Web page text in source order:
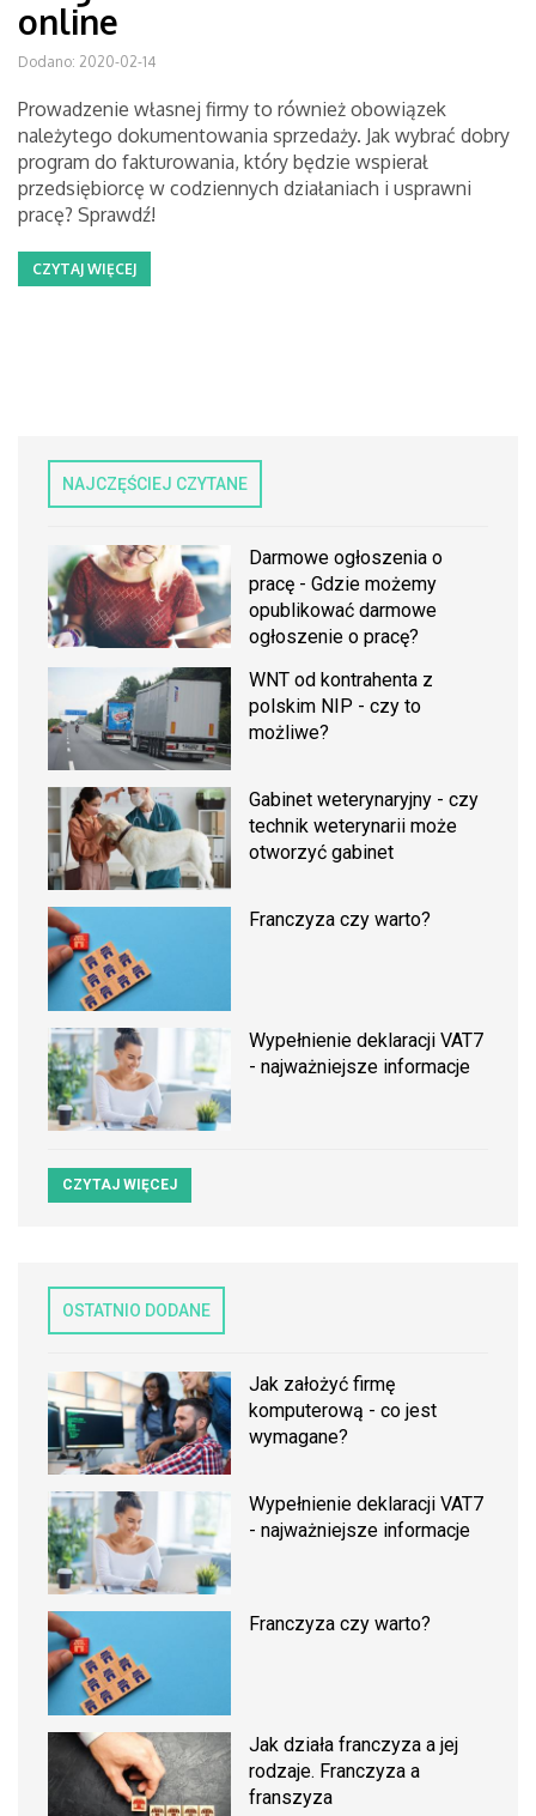
online
Dodano: 2020-02-14
Prowadzenie własnej firmy to również obowiązek
należytego dokumentowania sprzedaży. Jak wybrać dobry
program do fakturowania, który będzie wspierał
przedsiębiorcę w codziennych działaniach i usprawni
pracę? Sprawdź!
CZYTAJ WIĘCEJ
NAJCZĘŚCIEJ CZYTANE
Darmowe ogłoszenia o
pracę - Gdzie możemy
opublikować darmowe
ogłoszenie o pracę?
WNT od kontrahenta z
polskim NIP - czy to
możliwe?
Gabinet weterynaryjny - czy
technik weterynarii może
otworzyć gabinet
Franczyza czy warto?
Wypełnienie deklaracji VAT7
- najważniejsze informacje
CZYTAJ WIĘCEJ
OSTATNIO DODANE
Jak założyć firmę
komputerową - co jest
wymagane?
Wypełnienie deklaracji VAT7
- najważniejsze informacje
Franczyza czy warto?
Jak działa franczyza a jej
rodzaje. Franczyza a
franszyza